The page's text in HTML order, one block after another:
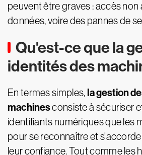
peuvent être graves : accès non
données, voire des pannes de
Qu'est-ce que la
identités des
En termes simples, la gestion
machinesconsiste à sécuriser
identifiants numériques que les
pour se reconnaître et
leur confiance. Tout comme les